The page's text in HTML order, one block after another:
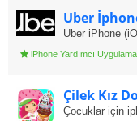
Uber
Uber iPhone
iPhone Yardımcı
Çilek Kız
Çocuklar için